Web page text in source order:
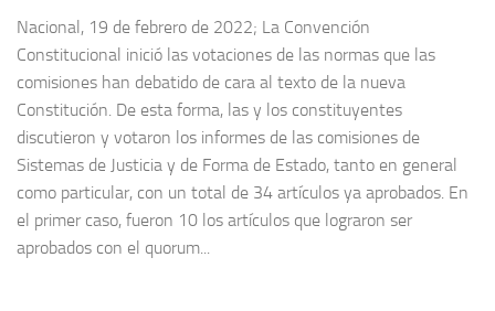
Nacional, 19 de febrero de 2022; La Convención
Constitucional inició las votaciones de las normas que las
comisiones han debatido de cara al texto de la nueva
Constitución. De esta forma, las y los constituyentes
discutieron y votaron los informes de las comisiones de
Sistemas de Justicia y de Forma de Estado, tanto en general
como particular, con un total de 34 artículos ya aprobados. En
el primer caso, fueron 10 los artículos que lograron ser
aprobados con el quorum...